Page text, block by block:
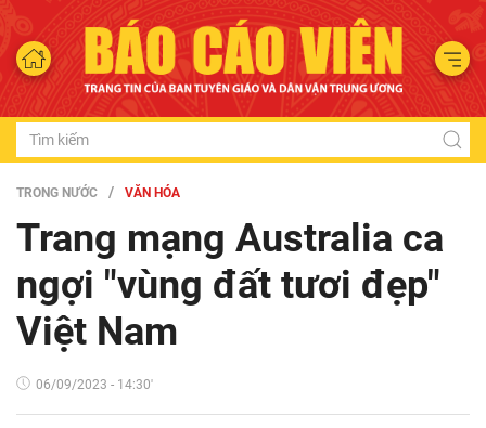
TRONG NƯỚC VĂN HÓA
Trang mạng Australia ca
ngợi "vùng đất tươi đẹp"
Việt Nam
06/09/2023 - 14:30'